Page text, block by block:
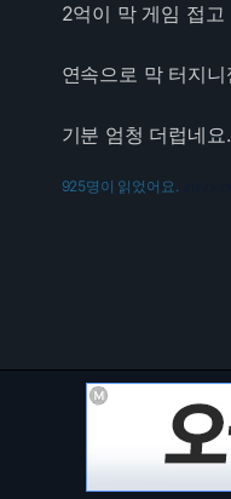
2억이 막 게임 접
연속으로 막 터지니
기분 엄청 더럽네요.
925명이 읽었어요.